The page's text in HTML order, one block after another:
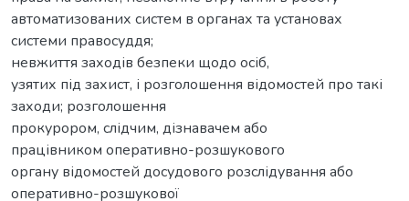
автоматизованих систем в органах та установах
системи правосуддя;
невжиття заходів безпеки щодо осіб,
узятих під захист, і розголошення відомостей про такі
заходи; розголошення
прокурором, слідчим, дізнавачем або
працівником оперативно-розшукового
органу відомостей досудового розслідування або
оперативно-розшукової